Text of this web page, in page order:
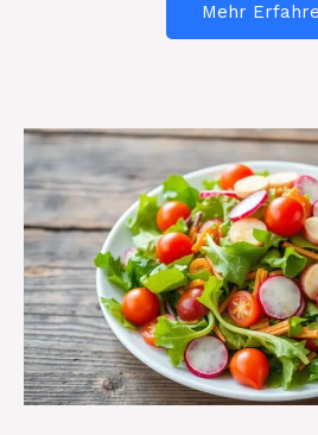
Mehr